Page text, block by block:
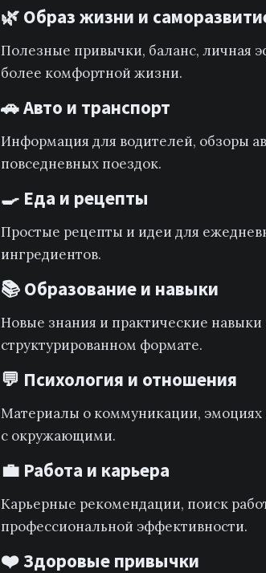
🌿 Образ жизни и
Полезные привычки, баланс, личная
более комфортной жизни.
🚗 Авто и транспорт
Информация для водителей, обзоры
повседневных поездок.
🍳 Еда и рецепты
Простые рецепты и идеи для
ингредиентов.
📚 Образование и навыки
Новые знания и практические
структурированном формате.
💬 Психология и отношения
Материалы о коммуникации, эмоциях
с окружающими.
💼 Работа и карьера
Карьерные рекомендации, поиск
профессиональной эффективности.
❤️ Здоровые привычки